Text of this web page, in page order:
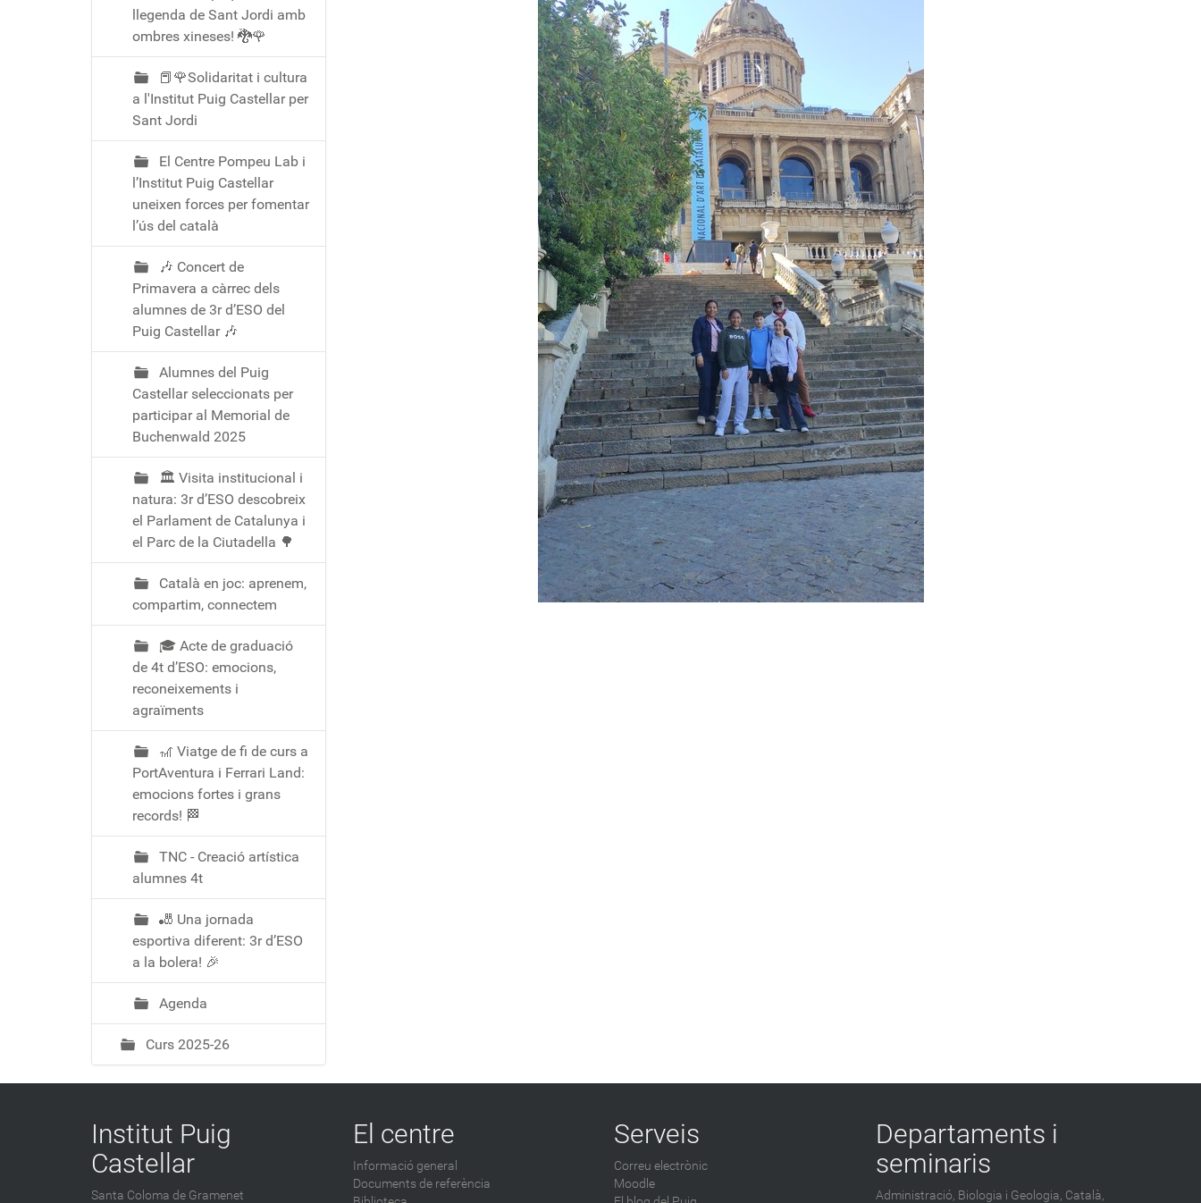
llegenda de Sant Jordi amb
ombres xineses! 🐉🌹
📕🌹Solidaritat i cultura
a l'Institut Puig Castellar per
Sant Jordi
El Centre Pompeu Lab i
l’Institut Puig Castellar
uneixen forces per fomentar
l’ús del català
🎶 Concert de
Primavera a càrrec dels
alumnes de 3r d’ESO del
Puig Castellar 🎶
Alumnes del Puig
Castellar seleccionats per
participar al Memorial de
Buchenwald 2025
🏛️ Visita institucional i
natura: 3r d’ESO descobreix
el Parlament de Catalunya i
el Parc de la Ciutadella 🌳
Català en joc: aprenem,
compartim, connectem
🎓 Acte de graduació
de 4t d’ESO: emocions,
reconeixements i
agraïments
🎢 Viatge de fi de curs a
PortAventura i Ferrari Land:
emocions fortes i grans
records! 🏁
TNC - Creació artística
alumnes 4t
🎳 Una jornada
esportiva diferent: 3r d’ESO
a la bolera! 🎉
Agenda
Curs 2025-26
Institut Puig
Castellar
Santa Coloma de Gramenet
El centre
Informació general
Documents de referència
Serveis
Correu electrònic
Moodle
Departaments i
seminaris
Administració, Biologia i Geologia, Català,